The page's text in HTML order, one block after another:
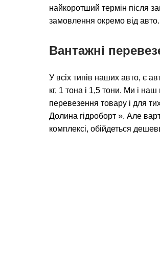
найкоротший термін після
замовлення окремо від авто.
Вантажні
У всіх типів наших авто, є
кг, 1 тона і 1,5 тони. Ми і наш
перевезення товару і для
Долина гідроборт ». Але
комплексі, обійдеться